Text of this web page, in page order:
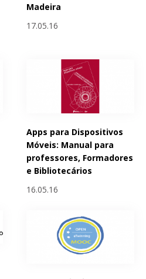
Madeira
17.05.16
Apps para Dispositivos
Móveis: Manual para
professores, Formadores
e Bibliotecários
16.05.16